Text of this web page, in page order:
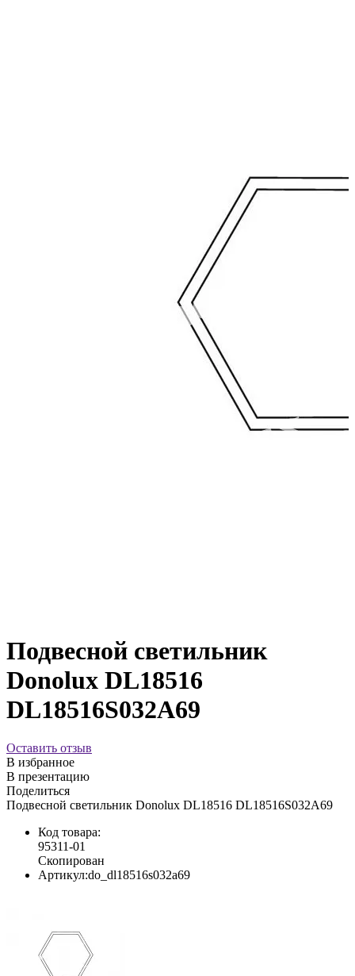
Подвесной светильник
Donolux DL18516
DL18516S032А69
Оставить отзыв
В избранное
В презентацию
Поделиться
Подвесной светильник Donolux DL18516 DL18516S032А69
Код товара:
95311-01
Скопирован
Артикул:do_dl18516s032a69